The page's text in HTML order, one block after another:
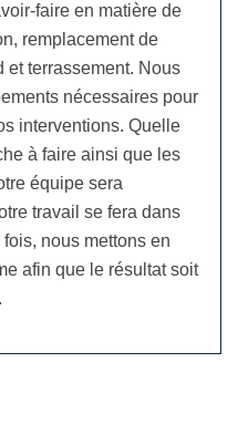
faire en matière de
remplacement de
et terrassement. Nous
nécessaires pour
interventions. Quelle
à faire ainsi que les
équipe sera
travail se fera dans
fois, nous mettons en
afin que le résultat soit